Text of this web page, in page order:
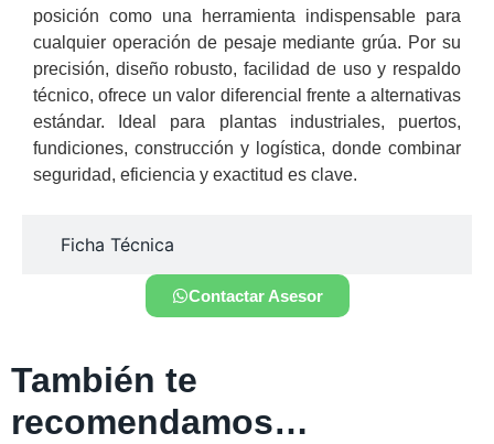
Ficha Técnica
posición como una herramienta indispensable para
cualquier operación de pesaje mediante grúa. Por su
precisión, diseño robusto, facilidad de uso y respaldo
técnico, ofrece un valor diferencial frente a alternativas
estándar. Ideal para plantas industriales, puertos,
fundiciones, construcción y logística, donde combinar
seguridad, eficiencia y exactitud es clave.
Contactar Asesor
También te
recomendamos…